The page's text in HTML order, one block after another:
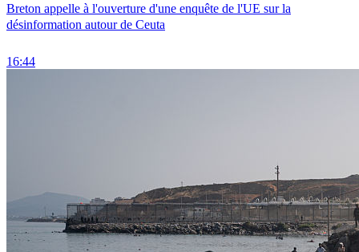
Breton appelle à l'ouverture d'une enquête de l'UE sur la
désinformation autour de Ceuta
16:44